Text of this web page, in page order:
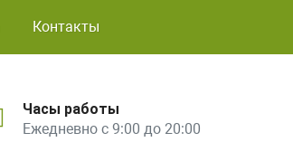
Контакты
Часы работы
Ежедневно с 9:00 до 20:00